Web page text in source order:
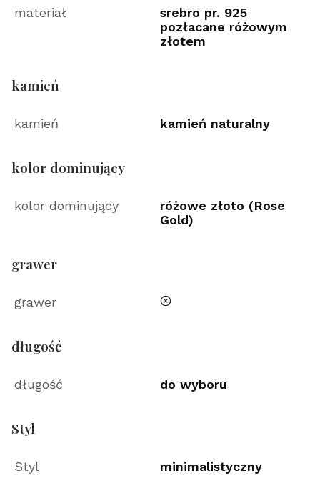
materiał
srebro pr. 925
pozłacane różowym
złotem
kamień
kamień kamień naturalny
kolor dominujący
kolor dominujący
różowe złoto (Rose
Gold)
grawer
grawer nie
długość
długość do wyboru
Styl
Styl minimalistyczny